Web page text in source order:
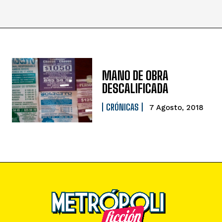
MANO DE OBRA
DESCALIFICADA
CRÓNICAS 7 Agosto, 2018